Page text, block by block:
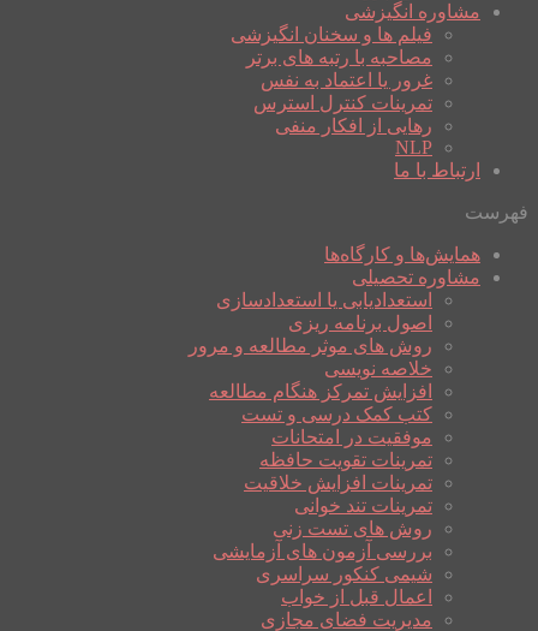
مشاوره انگیزشی
فیلم ها و سخنان انگیزشی
مصاحبه با رتبه های برتر
غرور یا اعتماد به نفس
تمرینات کنترل استرس
رهایی از افکار منفی
NLP
ارتباط با ما
فهرست
همایش‌ها و کارگاه‌ها
مشاوره تحصیلی
استعدادیابی یا استعدادسازی
اصول برنامه ریزی
روش های موثر مطالعه و مرور
خلاصه نویسی
افزایش تمرکز هنگام مطالعه
کتب کمک درسی و تست
موفقیت در امتحانات
تمرینات تقویت حافظه
تمرینات افزایش خلاقیت
تمرینات تند خوانی
روش های تست زنی
بررسی آزمون های آزمایشی
شیمی کنکور سراسری
اعمال قبل از خواب
مدیریت فضای مجازی